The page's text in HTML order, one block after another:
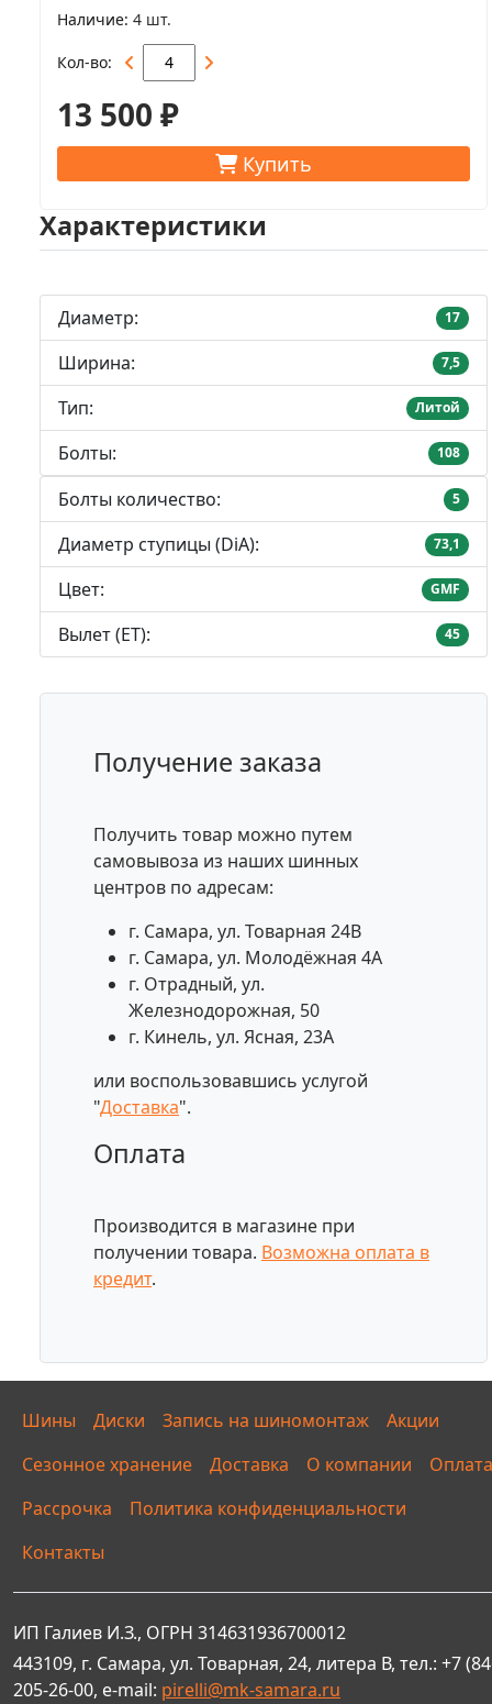
Наличие 4 шт.
Кол-во
13 500 ₽
Купить
Характеристики
Диаметр: 17
Ширина: 7,5
Тип: Литой
Болты: 108
Болты количество: 5
Диаметр ступицы (DiA): 73,1
Цвет: GMF
Вылет (ET): 45
Получение заказа
Получить товар можно путем
самовывоза из наших шинных
центров по адресам:
г. Самара, ул. Товарная 24В
г. Самара, ул. Молодёжная 4А
г. Отрадный, ул.
Железнодорожная, 50
г. Кинель, ул. Ясная, 23А
или воспользовавшись услугой
"Доставка".
Оплата
Производится в магазине при
получении товара. Возможна оплата в
кредит.
Шины Диски Запись на шиномонтаж
Акции
Сезонное хранение
Доставка О компании
Оплата
Рассрочка
Политика конфиденциальности
Контакты
ИП Галиев И.З., ОГРН 314631936700012
443109, г. Самара, ул. Товарная, 24, литера В, тел.: +7
205-26-00, e-mail: pirelli@mk-samara.ru